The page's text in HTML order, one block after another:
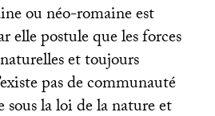
ou néo-romaine est
elle postule que les forces
et toujours
pas de communauté
sous la loi de la nature et